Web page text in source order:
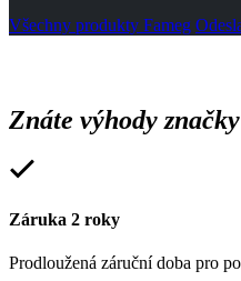
Všechny produkty Fameg
Znáte výhody
Záruka 2 roky
Prodloužená záruční doba pro